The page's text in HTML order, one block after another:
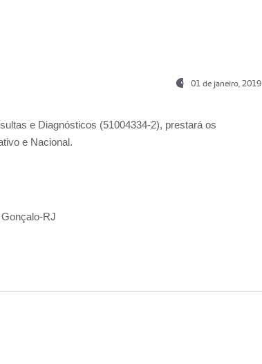
01 de janeiro, 2019
e Diagnósticos (51004334-2), prestará os
e Nacional.
RJ